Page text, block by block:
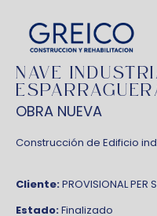
NAVE
OBRA NUEVA
Construcción de Edificio
Cliente:PROVISIONAL PER
Estado:Finalizado